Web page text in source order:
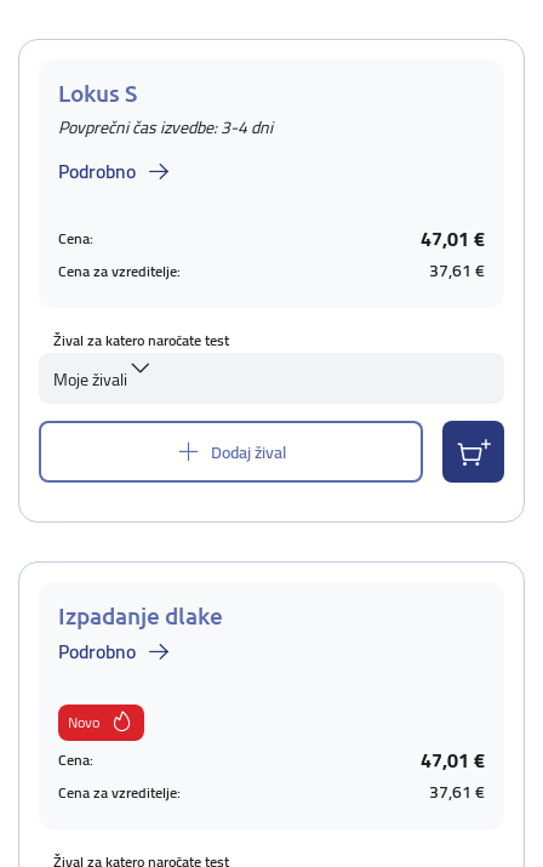
Lokus S
Povprečni čas izvedbe: 3-4 dni
Podrobno
Cena: 47,01 €
Cena za vzreditelje: 37,61 €
Žival za katero naročate test
Moje živali
Dodaj žival
Izpadanje dlake
Podrobno
Novo
Cena:
47,01 €
Cena za vzreditelje: 37,61 €